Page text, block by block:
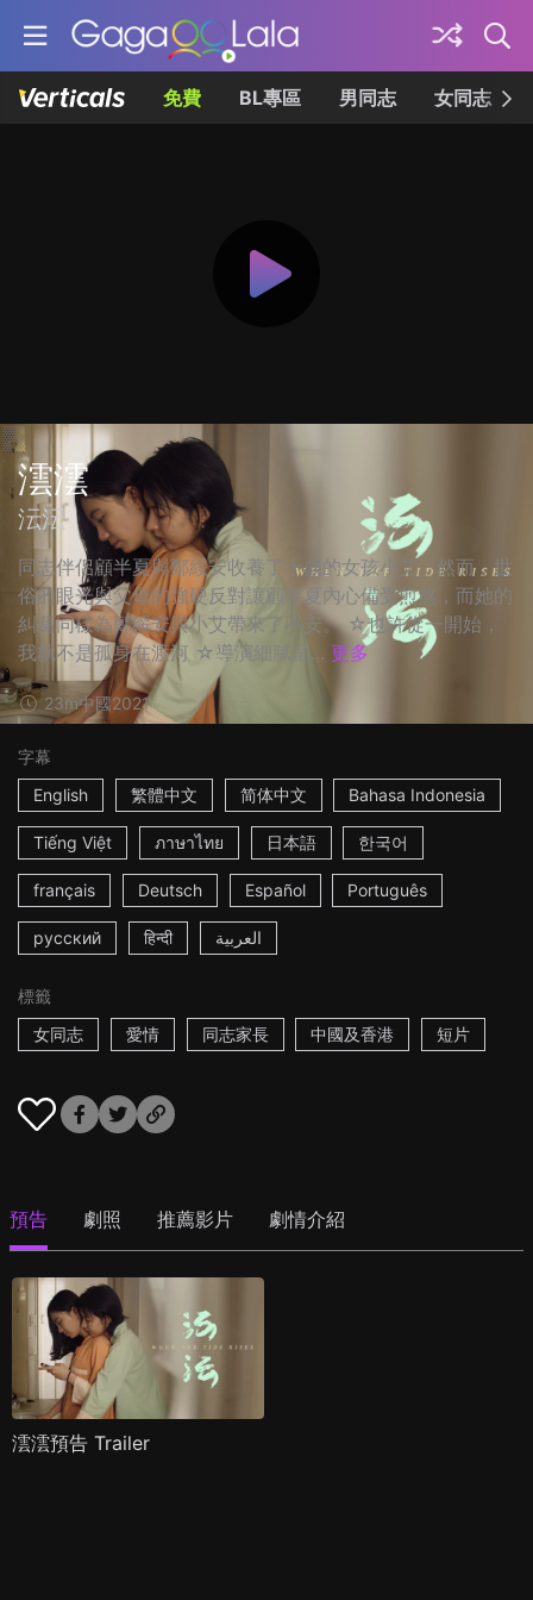
免費 BL專區 男同志 女同志
澐澐
沄沄
同志伴侶顧半夏與鄭綏安收養了十歲的女孩小艾，然而，世
俗的眼光與父母的強硬反對讓顧半夏內心備受煎熬，而她的
糾葛同樣為鄭綏安與小艾帶來了不安。 ☆也許從一開始，
我就不是孤身在渡河 ☆導演細膩呈... 更多
23m中國2021
字幕
English
繁體中文 简体中文 Bahasa Indonesia
Tiếng Việt ภาษาไทย 日本語 한국어
français Deutsch Español Português
русский हिन्दी العربية
標籤
女同志
愛情 同志家長 中國及香港 短片
預告 劇照 推薦影片 劇情介紹
澐澐預告 Trailer